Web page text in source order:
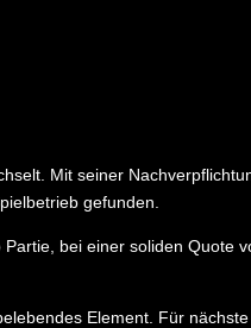
Mit seiner
gefunden.
bei einer soliden Quote
Element. Für